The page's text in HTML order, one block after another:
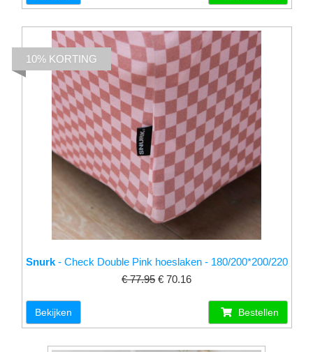
Snurk- Check Double Pink hoeslaken - 180/200*200/220
€ 77.95 € 70.16
10% KORTING
Bekijken Bestellen